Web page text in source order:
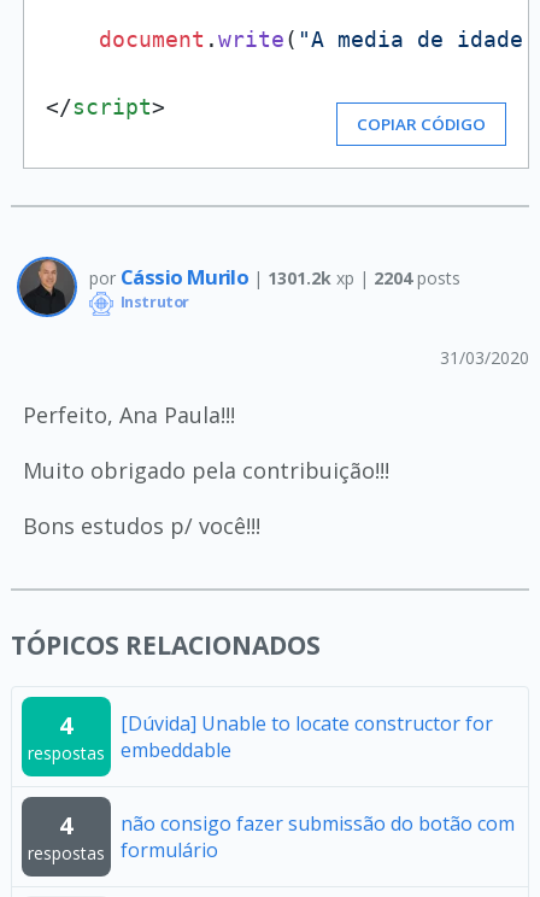
document .write( "A media de
</script>
COPIAR CÓDIGO
por Cássio Murilo | 1301.2k xp | 2204posts
Instrutor
31/03/2020
Perfeito, Ana Paula!!!
Muito obrigado pela contribuição!!!
Bons estudos p/ você!!!
TÓPICOS RELACIONADOS
4
respostas
[Dúvida] Unable to locate constructor for
embeddable
4
respostas
não consigo fazer submissão do botão com
formulário